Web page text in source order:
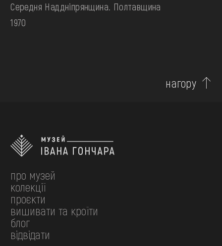
Середня Наддніпрянщина. Полтавщина
1970
нагору
про музей
колекції
проєкти
вишивати та кроїти
блог
відвідати